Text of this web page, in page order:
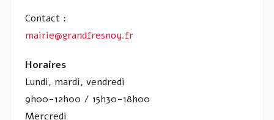
Contact :
mairie@grandfresnoy.fr
Horaires
Lundi, mardi, vendredi
9h00-12h00 / 15h30-18h00
Mercredi